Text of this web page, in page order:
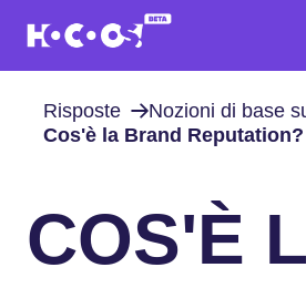
Risposte
Nozioni di base
Cos'è la Brand Reputation?
COS'È